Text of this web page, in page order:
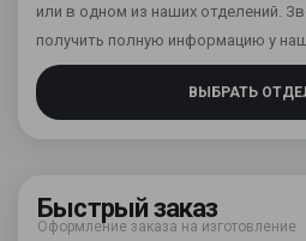
или в одном из наших отделений.
получить полную информацию у
ВЫБРАТЬ
Быстрый заказ
Оформление заказа на изготовление